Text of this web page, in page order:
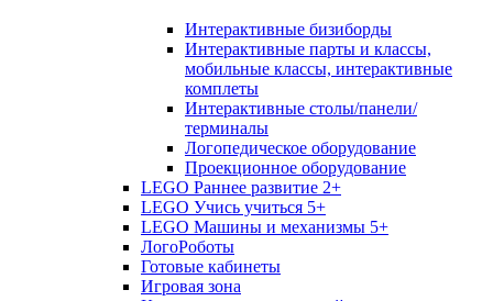
Интерактивные бизиборды
Интерактивные парты и классы,
мобильные классы, интерактивные
комплеты
Интерактивные столы/панели/
терминалы
Логопедическое оборудование
Проекционное оборудование
LEGO Раннее развитие 2+
LEGO Учись учиться 5+
LEGO Машины и механизмы 5+
ЛогоРоботы
Готовые кабинеты
Игровая зона